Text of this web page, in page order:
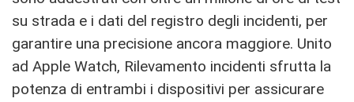
su strada e i dati del registro degli incidenti, per
garantire una precisione ancora maggiore. Unito
ad Apple Watch, Rilevamento incidenti sfrutta la
potenza di entrambi i dispositivi per assicurare